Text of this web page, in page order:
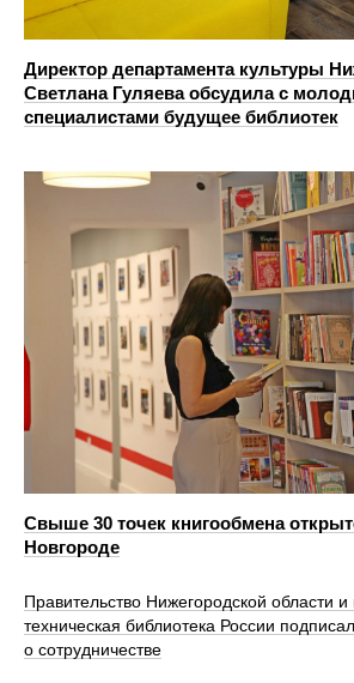
Директор департамента культуры
Светлана Гуляева обсудила с
специалистами будущее библиотек
Свыше 30 точек книгообмена
Новгороде
Правительство Нижегородской области
техническая библиотека России
о сотрудничестве